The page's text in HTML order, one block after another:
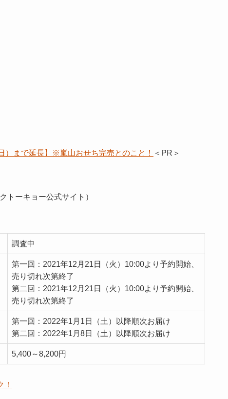
）まで延長】※嵐山おせち完売とのこと！ ＜PR＞
トーキョー公式サイト）
調査中
第一回：2021年12月21日（火）10:00より予約開始、
売り切れ次第終了
第二回：2021年12月21日（火）10:00より予約開始、
売り切れ次第終了
第一回：2022年1月1日（土）以降順次お届け
第二回：2022年1月8日（土）以降順次お届け
5,400～8,200円